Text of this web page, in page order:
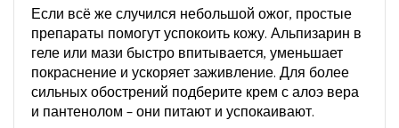
Если всё же случился небольшой ожог, простые
препараты помогут успокоить кожу. Альпизарин в
геле или мази быстро впитывается, уменьшает
покраснение и ускоряет заживление. Для более
сильных обострений подберите крем с алоэ вера
и пантенолом – они питают и успокаивают.